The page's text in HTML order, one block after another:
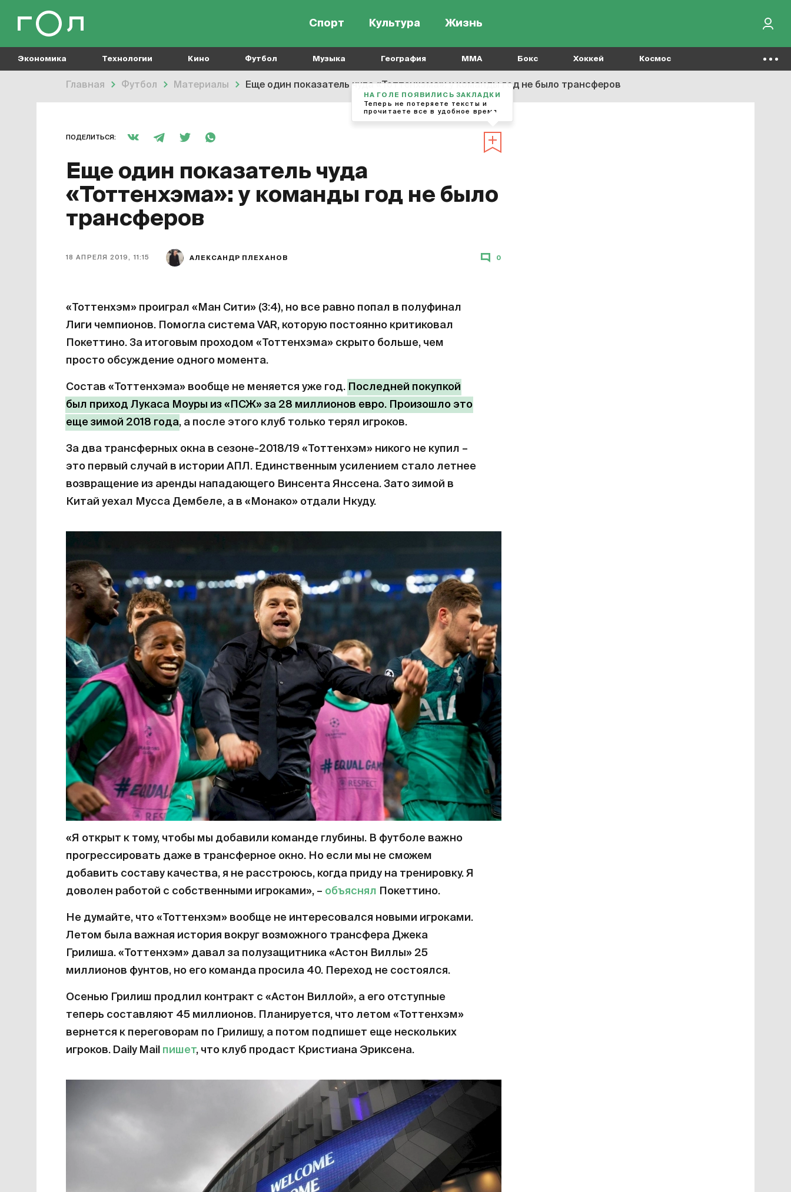
Спорт Культура Жизнь
Экономика Технологии Кино Футбол Музыка География MMA Бокс Хоккей Космос
Главная Футбол Материалы Еще один показатель чуда «Тоттенхэма»: у команды год не было трансферов
ПОДЕЛИТЬСЯ:
Еще один показатель чуда
«Тоттенхэма»: у команды год не было
трансферов
18 АПРЕЛЯ 2019, 11:15 АЛЕКСАНДР ПЛЕХАНОВ 0
«Тоттенхэм» проиграл «Ман Сити» (3:4), но все равно попал в полуфинал
Лиги чемпионов. Помогла система VAR, которую постоянно критиковал
Покеттино. За итоговым проходом «Тоттенхэма» скрыто больше, чем
просто обсуждение одного момента.
Состав «Тоттенхэма» вообще не меняется уже год. Последней покупкой
был приход Лукаса Моуры из «ПСЖ» за 28 миллионов евро. Произошло это
еще зимой 2018 года, а после этого клуб только терял игроков.
За два трансферных окна в сезоне-2018/19 «Тоттенхэм» никого не купил –
это первый случай в истории АПЛ. Единственным усилением стало летнее
возвращение из аренды нападающего Винсента Янссена. Зато зимой в
Китай уехал Мусса Дембеле, а в «Монако» отдали Нкуду.
«Я открыт к тому, чтобы мы добавили команде глубины. В футболе важно
прогрессировать даже в трансферное окно. Но если мы не сможем
добавить составу качества, я не расстроюсь, когда приду на тренировку. Я
доволен работой с собственными игроками», – объяснял Покеттино.
Не думайте, что «Тоттенхэм» вообще не интересовался новыми игроками.
Летом была важная история вокруг возможного трансфера Джека
Грилиша. «Тоттенхэм» давал за полузащитника «Астон Виллы» 25
миллионов фунтов, но его команда просила 40. Переход не состоялся.
Осенью Грилиш продлил контракт с «Астон Виллой», а его отступные
теперь составляют 45 миллионов. Планируется, что летом «Тоттенхэм»
вернется к переговорам по Грилишу, а потом подпишет еще нескольких
игроков. Daily Mail пишет, что клуб продаст Кристиана Эриксена.